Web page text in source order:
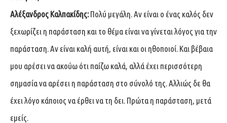
Αλέξανδρος Καλπακίδης:Πολύ μεγάλη. Αν είναι ο ένας καλός δεν
ξεχωρίζει η παράσταση και το θέμα είναι να γίνεται λόγος για την
παράσταση. Αν είναι καλή αυτή, είναι και οι ηθοποιοί. Και βέβαια
μου αρέσει να ακούω ότι παίζω καλά, αλλά έχει περισσότερη
σημασία να αρέσει η παράσταση στο σύνολό της. Αλλιώς δε θα
έχει λόγο κάποιος να έρθει να τη δει. Πρώτα η παράσταση, μετά
εμείς.